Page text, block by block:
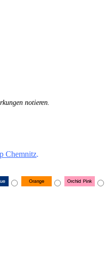
notieren.
Chemnitz.